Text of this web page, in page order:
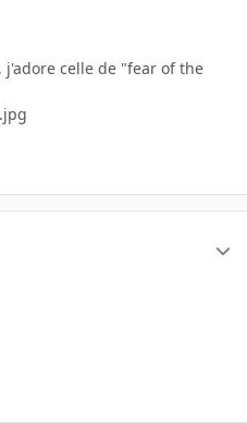
celle de "fear of the